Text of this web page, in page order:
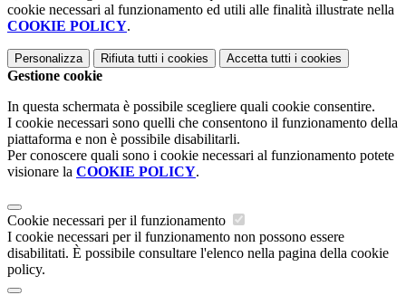
cookie necessari al funzionamento ed utili alle finalità illustrate nella
COOKIE POLICY.
Personalizza Rifiuta tutti i cookies Accetta tutti i cookies
Gestione cookie
In questa schermata è possibile scegliere quali cookie consentire.
I cookie necessari sono quelli che consentono il funzionamento della
piattaforma e non è possibile disabilitarli.
Per conoscere quali sono i cookie necessari al funzionamento potete
visionare la COOKIE POLICY.
Cookie necessari per il funzionamento
I cookie necessari per il funzionamento non possono essere
disabilitati. È possibile consultare l'elenco nella pagina della cookie
policy.